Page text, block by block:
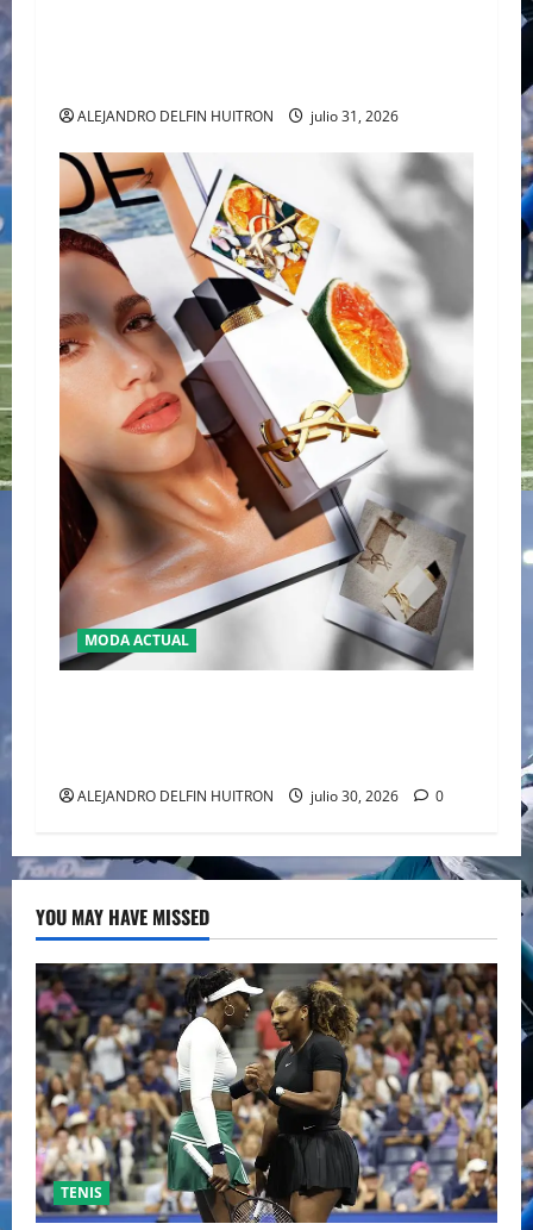
ALEJANDRO DELFIN HUITRON julio 31, 2026
MODA ACTUAL
ALEJANDRO DELFIN HUITRON julio 30, 2026 0
YOU MAY HAVE MISSED
TENIS